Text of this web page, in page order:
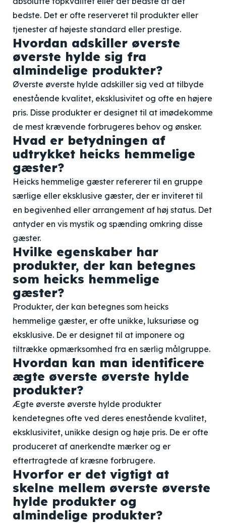
bedste. Det er ofte reserveret til produkter eller
tjenester af højeste standard eller prestige.
Hvordan adskiller øverste
øverste hylde sig fra
almindelige produkter?
Øverste øverste hylde adskiller sig ved at tilbyde
enestående kvalitet, eksklusivitet og ofte en højere
pris. Disse produkter er designet til at imødekomme
de mest krævende forbrugeres behov og ønsker.
Hvad er betydningen af
udtrykket heicks hemmelige
gæster?
Heicks hemmelige gæster refererer til en gruppe
særlige eller eksklusive gæster, der er inviteret til
en begivenhed eller arrangement af høj status. Det
antyder en vis mystik og spænding omkring disse
gæster.
Hvilke egenskaber har
produkter, der kan betegnes
som heicks hemmelige
gæster?
Produkter, der kan betegnes som heicks
hemmelige gæster, er ofte unikke, luksuriøse og
eksklusive. De er designet til at imponere og
tiltrække opmærksomhed fra en særlig målgruppe.
Hvordan kan man identificere
ægte øverste øverste hylde
produkter?
Ægte øverste øverste hylde produkter
kendetegnes ofte ved deres enestående kvalitet,
eksklusivitet, unikke design og høje pris. De er ofte
produceret af anerkendte mærker og er
eftertragtede af kræsne forbrugere.
Hvorfor er det vigtigt at
skelne mellem øverste øverste
hylde produkter og
almindelige produkter?